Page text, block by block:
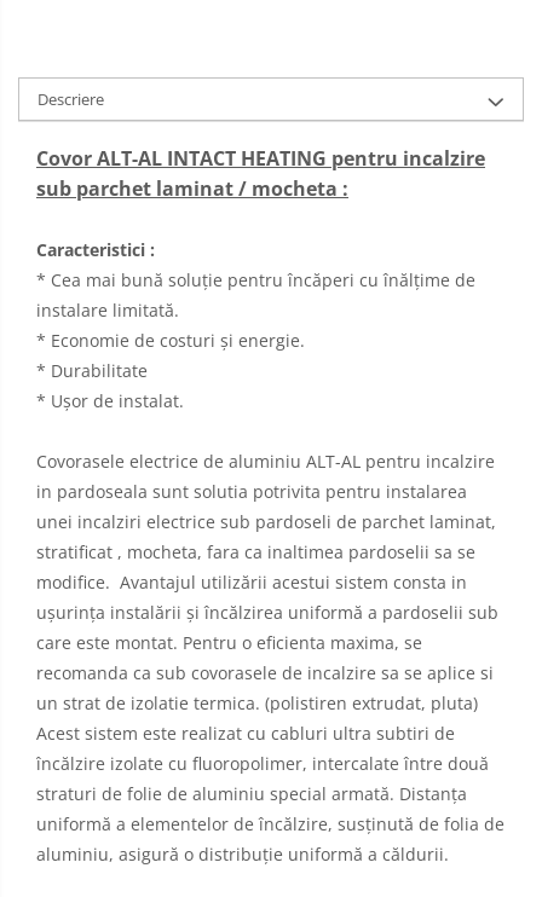
Descriere
Covor ALT-AL INTACT HEATING pentru incalzire
sub parchet laminat / mocheta :
Caracteristici :
* Cea mai bună soluție pentru încăperi cu înălțime de
instalare limitată.
* Economie de costuri și energie.
* Durabilitate
* Ușor de instalat.
Covorasele electrice de aluminiu ALT-AL pentru incalzire
in pardoseala sunt solutia potrivita pentru instalarea
unei incalziri electrice sub pardoseli de parchet laminat,
stratificat , mocheta, fara ca inaltimea pardoselii sa se
modifice. Avantajul utilizării acestui sistem consta in
ușurința instalării și încălzirea uniformă a pardoselii sub
care este montat. Pentru o eficienta maxima, se
recomanda ca sub covorasele de incalzire sa se aplice si
un strat de izolatie termica. (polistiren extrudat, pluta)
Acest sistem este realizat cu cabluri ultra subtiri de
încălzire izolate cu fluoropolimer, intercalate între două
straturi de folie de aluminiu special armată. Distanța
uniformă a elementelor de încălzire, susținută de folia de
aluminiu, asigură o distribuție uniformă a căldurii.